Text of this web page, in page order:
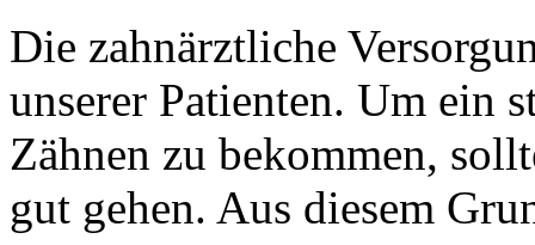
Die zahnärztliche
unserer Patienten. Um ein
Zähnen zu bekommen,
gut gehen. Aus diesem